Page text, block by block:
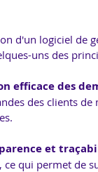
d'un logiciel de
uns des
efficace des
des clients
et
ce qui permet de